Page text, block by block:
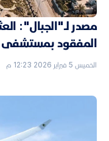
مصدر لـ"الجبال":
المفقود بمستشفى
الخميس 5 فبراير 2026 12:23 م